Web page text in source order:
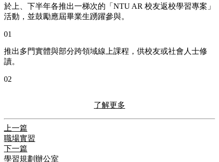
於上、下半年各推出一梯次的「NTU AR 校友返校學習專案」
活動，並鼓勵應屆畢業生踴躍參與。
01
推出多門實體與部分跨領域線上課程，供校友或社會人士修
讀。
02
了解更多
上一篇
職場實習
下一篇
學習規劃辦公室